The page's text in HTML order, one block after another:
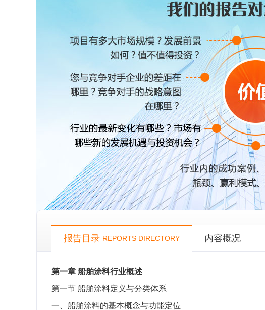
报告目录 REPORTS DIRECTORY 内容概况
第一章 船舶涂料行业概述
第一节 船舶涂料定义与分类体系
一、船舶涂料的基本概念与功能定位